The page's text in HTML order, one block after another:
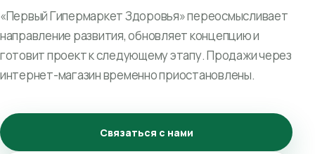
«Первый Гипермаркет Здоровья» переосмысливает
направление развития, обновляет концепцию и
готовит проект к следующему этапу. Продажи через
интернет-магазин временно приостановлены.
Связаться с нами